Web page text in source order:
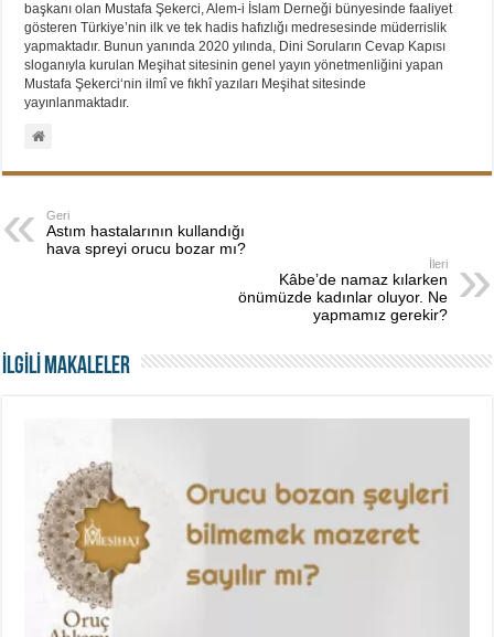
başkanı olan Mustafa Şekerci, Alem-i İslam Derneği bünyesinde faaliyet
gösteren Türkiye’nin ilk ve tek hadis hafızlığı medresesinde müderrislik
yapmaktadır. Bunun yanında 2020 yılında, Dini Soruların Cevap Kapısı
sloganıyla kurulan Meşihat sitesinin genel yayın yönetmenliğini yapan
Mustafa Şekerci‘nin ilmî ve fıkhî yazıları Meşihat sitesinde
yayınlanmaktadır.
Geri
Astım hastalarının kullandığı
hava spreyi orucu bozar mı?
İleri
Kâbe’de namaz kılarken
önümüzde kadınlar oluyor. Ne
yapmamız gerekir?
İLGİLİ MAKALELER